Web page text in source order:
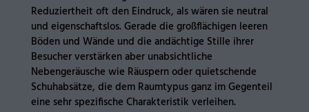
Reduziertheit oft den Eindruck, als wären sie neutral
und eigenschaftslos. Gerade die großflächigen leeren
Böden und Wände und die andächtige Stille ihrer
Besucher verstärken aber unabsichtliche
Nebengeräusche wie Räuspern oder quietschende
Schuhabsätze, die dem Raumtypus ganz im Gegenteil
eine sehr spezifische Charakteristik verleihen.